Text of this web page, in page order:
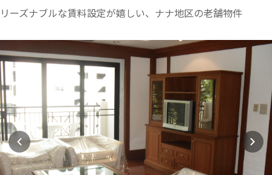
リーズナブルな賃料設定が嬉しい、ナナ地区の老舗物件